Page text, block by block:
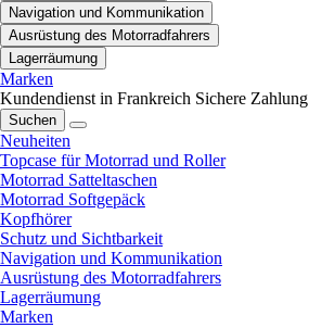
Navigation und Kommunikation
Ausrüstung des Motorradfahrers
Lagerräumung
Marken
Kundendienst in Frankreich Sichere Zahlung
Suchen
Neuheiten
Topcase für Motorrad und Roller
Motorrad Satteltaschen
Motorrad Softgepäck
Kopfhörer
Schutz und Sichtbarkeit
Navigation und Kommunikation
Ausrüstung des Motorradfahrers
Lagerräumung
Marken